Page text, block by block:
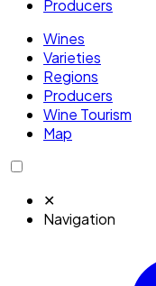
Producers
Wines
Varieties
Regions
Producers
Wine Tourism
Map
✕
Navigation